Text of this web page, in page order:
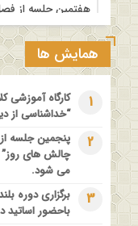
هفتمین جلسه از
های روز” ویژه
مدرسه بهاره
1 سال قبل
کارگاه آموزشی
دیدگاه امامیه و
#عقلانی
همایش ها
1
کارگاه آموزشی
“خداشناسی از
2
پنجمین جلسه
چالش های روز”
می شود.
3
برگزاری دوره
باحضور اساتید